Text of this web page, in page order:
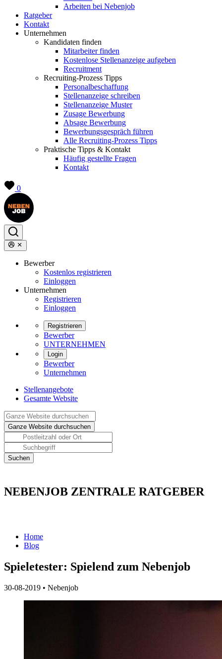
Arbeiten bei Nebenjob
Ratgeber
Kontakt
Unternehmen
Kandidaten finden
Mitarbeiter finden
Kostenlose Stellenanzeige aufgeben
Recruitment
Recruiting-Prozess Tipps
Personalbeschaffung
Stellenanzeige schreiben
Stellenanzeige Muster
Zusage Bewerbung
Absage Bewerbung
Bewerbungsgespräch führen
Alle Recruiting-Prozess Tipps
Praktische Tipps & Kontakt
Häufig gestellte Fragen
Kontakt
0
Bewerber
Kostenlos registrieren
Einloggen
Unternehmen
Registrieren
Einloggen
Registrieren
Bewerber
UNTERNEHMEN
Login
Bewerber
Unternehmen
Stellenangebote
Gesamte Website
NEBENJOB ZENTRALE RATGEBER
Home
Blog
Spieletester: Spielend zum Nebenjob
30-08-2019 • Nebenjob